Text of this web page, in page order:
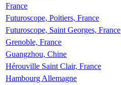
France
Futuroscope, Poitiers, France
Futuroscope, Saint Georges, France
Grenoble, France
Guangzhou, Chine
Hérouville Saint Clair, France
Hambourg Allemagne